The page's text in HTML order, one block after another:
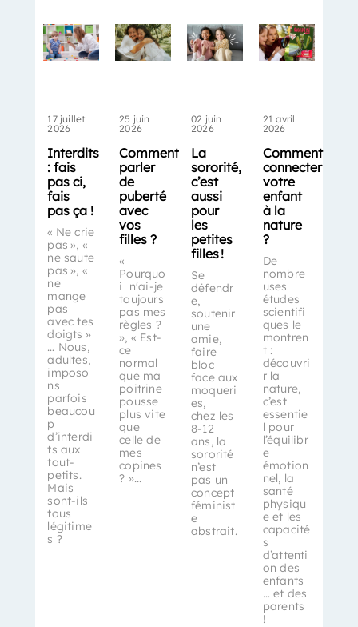
17 juillet
2026
Interdits
: fais
pas ci,
fais
pas ça !
« Ne crie
pas », «
ne saute
pas », «
ne
mange
pas
avec tes
doigts »
… Nous,
adultes,
imposo
ns
parfois
beaucou
p
d’interdi
ts aux
tout-
petits.
Mais
sont-ils
tous
légitime
s ?
25 juin
2026
Comment
parler
de
puberté
avec
vos
filles ?
«
Pourquo
i n'ai-je
toujours
pas mes
règles ?
», « Est-
ce
normal
que ma
poitrine
pousse
plus vite
que
celle de
mes
copines
? »...
02 juin
2026
La
sororité,
c’est
aussi
pour
les
petites
filles !
Se
défendr
e,
soutenir
une
amie,
faire
bloc
face aux
moqueri
es,
chez les
8-12
ans, la
sororité
n’est
pas un
concept
féminist
e
abstrait.
21 avril
2026
Comment
connecter
votre
enfant
à la
nature
?
De
nombre
uses
études
scientifi
ques le
montren
t :
découvri
r la
nature,
c’est
essentie
l pour
l’équilibr
e
émotion
nel, la
santé
physiqu
e et les
capacité
s
d’attenti
on des
enfants
… et des
parents
!